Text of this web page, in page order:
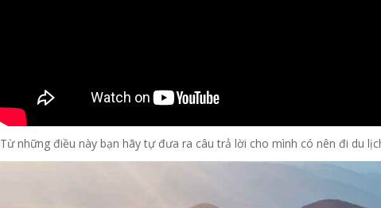
Từ những điều này bạn hãy tự đưa ra câu trả lời cho mình có nên đi du